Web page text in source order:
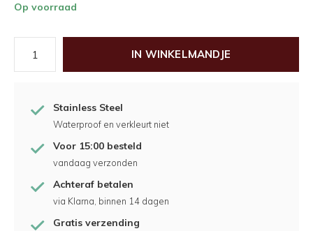
Op voorraad
IN WINKELMANDJE
Stainless Steel
Waterproof en verkleurt niet
Voor 15:00 besteld
vandaag verzonden
Achteraf betalen
via Klarna, binnen 14 dagen
Gratis verzending